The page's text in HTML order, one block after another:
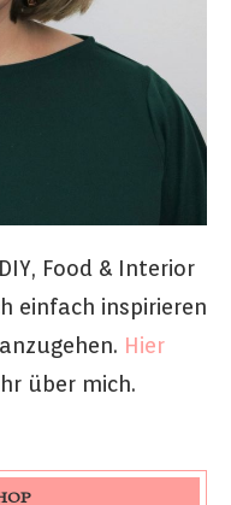
Food & Interior
einfach inspirieren
Hier
über mich.